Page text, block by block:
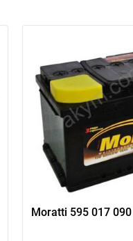
Moratti 595 017 090